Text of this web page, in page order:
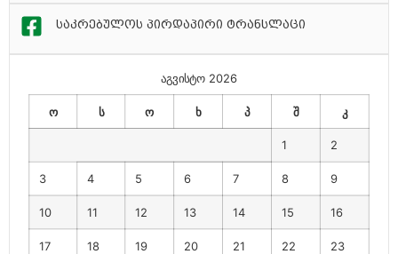
საკრებულოს პირდაპირი ტრანსლაცი
აგვისტო 2026
ო ს ო ხ პ შ კ
1 2
3 4 5 6 7 8 9
10 11 12 13 14 15 16
17 18 19 20 21 22 23